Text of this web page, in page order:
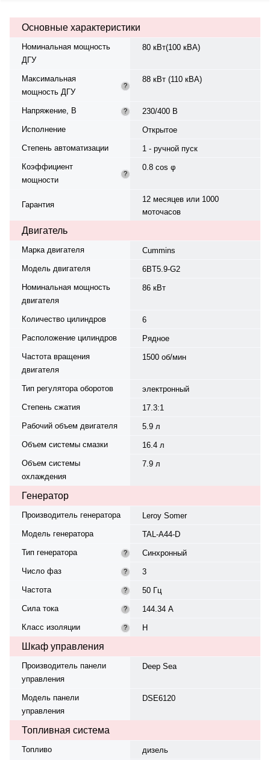
жидкостная, объём — 7.9 л,
смазки — 16.4 л. Частота
Генератор синхронный, 3-фазный,
230/400 В, 50 Гц, класс изоляции
100% нагрузке, 16.9 л/ч при 75%.
Оснащён датчиком уровня
Deep Sea DSE6120, степень
защиты IP23. Степень сжатия —
поршня — 102/120 мм. Уровень
габариты: 2850×1100×1450 мм.
Производство: Китай, гарантия —
Основные характеристики
Номинальная мощность
ДГУ
80 кВт(100 кВА)
Максимальная
мощность ДГУ
?
88 кВт (110 кВА)
Напряжение, В ?
230/400 В
Исполнение
Открытое
Степень автоматизации
1 - ручной пуск
Коэффициент
мощности
?
0.8 cos φ
Гарантия
12 месяцев или 1000
моточасов
Двигатель
Марка двигателя
Cummins
Модель двигателя
6BT5.9-G2
Номинальная мощность
двигателя
86 кВт
Количество цилиндров
6
Расположение цилиндров
Рядное
Частота вращения
двигателя
1500 об/мин
Тип регулятора оборотов
электронный
Степень сжатия
17.3:1
Рабочий объем двигателя
5.9 л
Объем системы смазки
16.4 л
Объем системы
охлаждения
7.9 л
Генератор
Производитель генератора
Leroy Somer
Модель генератора
TAL-A44-D
Тип генератора
?
Синхронный
Число фаз
?
3
Частота
?
50 Гц
Сила тока
?
144.34 А
Класс изоляции
? H
Шкаф управления
Производитель панели
управления
Deep Sea
Модель панели
управления
DSE6120
Топливная система
Топливо
дизель